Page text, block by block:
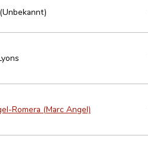
Romera (Marc Angel)